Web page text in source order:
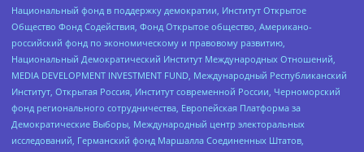
Национальный фонд в поддержку демократии, Институт Открытое
Общество Фонд Содействия, Фонд Открытое общество, Американо-
российский фонд по экономическому и правовому развитию,
Национальный Демократический Институт Международных Отношений,
MEDIA DEVELOPMENT INVESTMENT FUND, Международный Республиканский
Институт, Открытая Россия, Институт современной России, Черноморский
фонд регионального сотрудничества, Европейская Платформа за
Демократические Выборы, Международный центр электоральных
исследований, Германский фонд Маршалла Соединенных Штатов,